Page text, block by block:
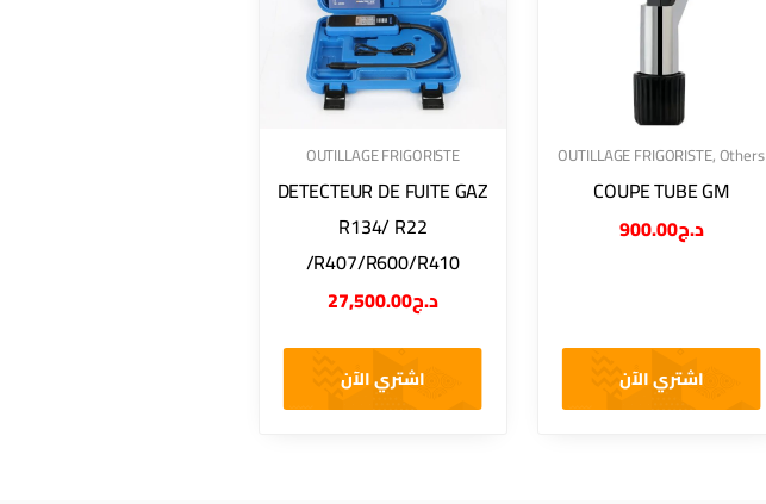
OUTILLAGE FRIGORISTE
DETECTEUR DE FUITE GAZ
R134/ R22
/R407/R600/R410
د.ج27,500.00
اشتري الآن
OUTILLAGE FRIGORISTE,Others
COUPE TUBE GM
د.ج900.00
اشتري الآن